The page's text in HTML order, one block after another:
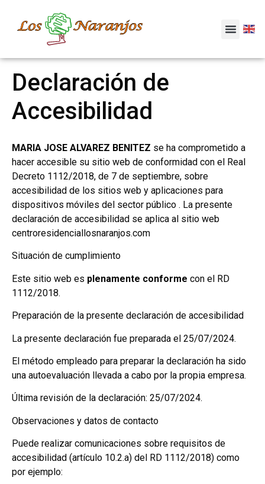
Declaración de
Accesibilidad
MARIA JOSE ALVAREZ BENITEZ se ha comprometido a
hacer accesible su sitio web de conformidad con el Real
Decreto 1112/2018, de 7 de septiembre, sobre
accesibilidad de los sitios web y aplicaciones para
dispositivos móviles del sector público . La presente
declaración de accesibilidad se aplica al sitio web
centroresidenciallosnaranjos.com
Situación de cumplimiento
Este sitio web es plenamente conforme con el RD
1112/2018.
Preparación de la presente declaración de accesibilidad
La presente declaración fue preparada el 25/07/2024.
El método empleado para preparar la declaración ha sido
una autoevaluación llevada a cabo por la propia empresa.
Última revisión de la declaración: 25/07/2024.
Observaciones y datos de contacto
Puede realizar comunicaciones sobre requisitos de
accesibilidad (artículo 10.2.a) del RD 1112/2018) como
por ejemplo: